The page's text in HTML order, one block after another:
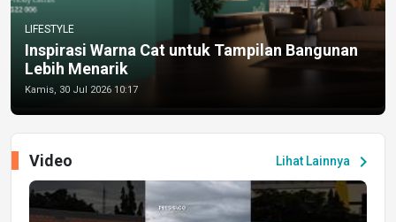
LIFESTYLE
Inspirasi Warna Cat untuk Tampilan Bangunan
Lebih Menarik
Kamis, 30 Jul 2026 10:17
Lihat Lainnya chevron_right
Video